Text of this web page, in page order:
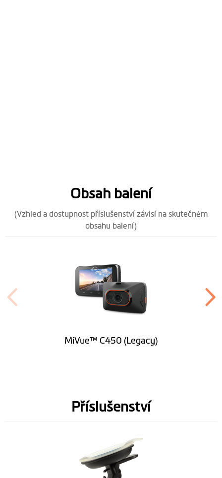
Obsah balení
(Vzhled a dostupnost příslušenství závisí na skutečném
obsahu balení)
MiVue™ C450 (Legacy)
Příslušenství